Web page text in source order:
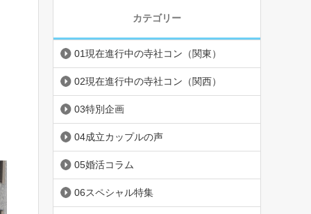
カテゴリー
01現在進行中の寺社コン（関東）
02現在進行中の寺社コン（関西）
03特別企画
04成立カップルの声
05婚活コラム
06スペシャル特集